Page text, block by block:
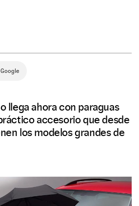
llega ahora con paraguas
accesorio que desde
los modelos grandes de